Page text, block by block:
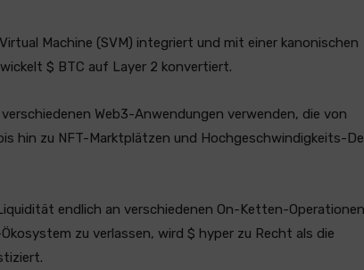
Machine (SVM) integriert und mit einer kanonischen
$ BTC auf Layer 2 konvertiert.
Web3-Anwendungen verwenden, die von
hin zu NFT-Marktplätzen und Hochgeschwindigkeits-
endlich an verschiedenen On-Ketten-Operationen
zu verlassen, wird $ hyper zu Recht als die